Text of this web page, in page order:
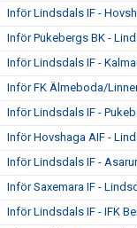
Inför Lindsdals IF -
Inför Pukebergs BK -
Inför Lindsdals IF -
Inför FK Älmeboda/
Inför Lindsdals IF -
Inför Hovshaga AIF -
Inför Lindsdals IF -
Inför Saxemara IF -
Inför Lindsdals IF - IFK